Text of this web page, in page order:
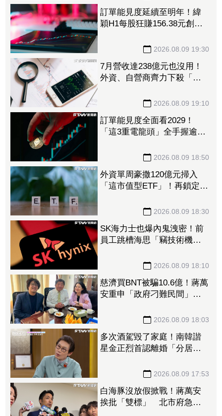
訂單能見度延續至明年！緯
穎H1每股狂賺156.38元創同
2026.08.09 19:30
7月營收達238億元也沒用！
外資、自營商齊力下殺「這
2026.08.09 19:10
訂單能見度全面看2029！
「這3重電龍頭」全手握逾百
承認第二季財報2026.08.09 18:50
外資單周豪撒120億元掃入
「這市值型ETF」！再鎖定5
2026.08.09 18:30
SK海力士也爆內鬼洩密！前
員工跳槽海思「竊技術機密
2026.08.09 18:10
慈濟買BNT被騙10.6億！蔣萬
安重申「政府刁難民間」
用千萬個謊來圓」2026.08.09 18:03
多次酒駕毀了家庭！南韓諧
星金正烈首認離婚「分居長
2026.08.09 17:53
白海豚沒放假掀戰！蔣萬安
挨批「雙標」 北市府急澄